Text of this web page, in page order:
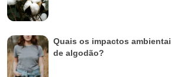
Quais os impactos
de algodão?